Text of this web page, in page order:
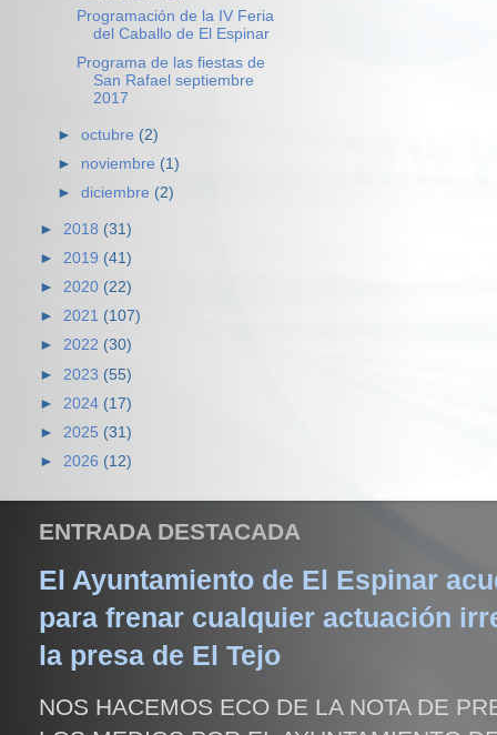
Programación de la IV Feria
del Caballo de El Espinar
Programa de las fiestas de
San Rafael septiembre
2017
►octubre (2)
► noviembre (1)
►diciembre (2)
► 2018 (31)
► 2019 (41)
► 2020 (22)
► 2021 (107)
► 2022 (30)
► 2023 (55)
► 2024 (17)
► 2025 (31)
► 2026 (12)
ENTRADA DESTACADA
El Ayuntamiento de El Espinar
para frenar cualquier actuación
la presa de El Tejo
NOS HACEMOS ECO DE LA NOTA DE